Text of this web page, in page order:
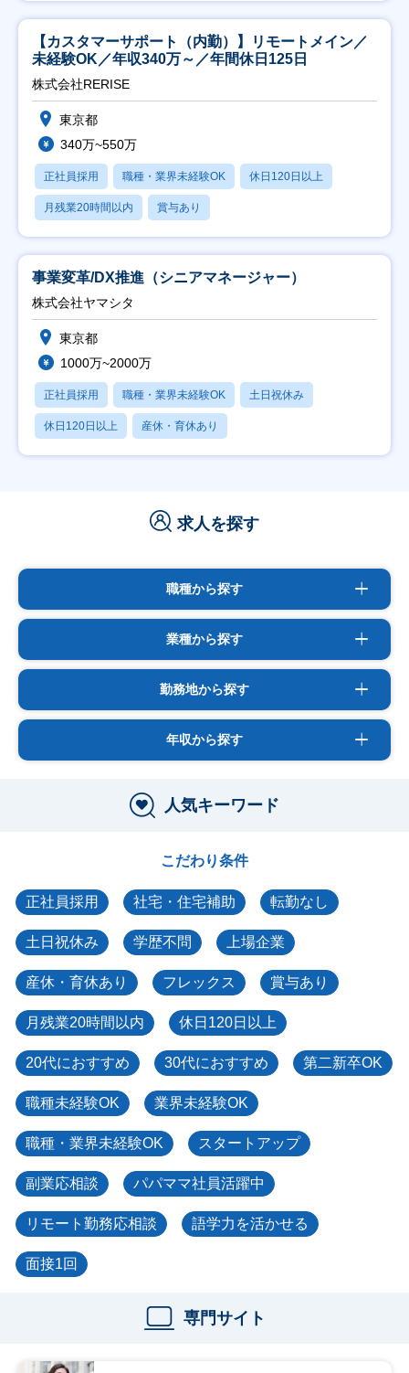
【カスタマーサポート（内勤）】リモートメイン／
未経験OK／年収340万～／年間休日125日
株式会社RERISE
東京都
340万~550万
正社員採用 職種・業界未経験OK 休日120日以上
月残業20時間以内 賞与あり
事業変革/DX推進（シニアマネージャー）
株式会社ヤマシタ
東京都
1000万~2000万
正社員採用 職種・業界未経験OK 土日祝休み
休日120日以上 産休・育休あり
求人を探す
職種から探す
業種から探す
勤務地から探す
年収から探す
人気キーワード
こだわり条件
正社員採用 社宅・住宅補助 転勤なし
土日祝休み 学歴不問 上場企業
産休・育休あり フレックス 賞与あり
月残業20時間以内 休日120日以上
20代におすすめ 30代におすすめ 第二新卒OK
職種未経験OK 業界未経験OK
職種・業界未経験OK スタートアップ
副業応相談 パパママ社員活躍中
リモート勤務応相談 語学力を活かせる
面接1回
専門サイト